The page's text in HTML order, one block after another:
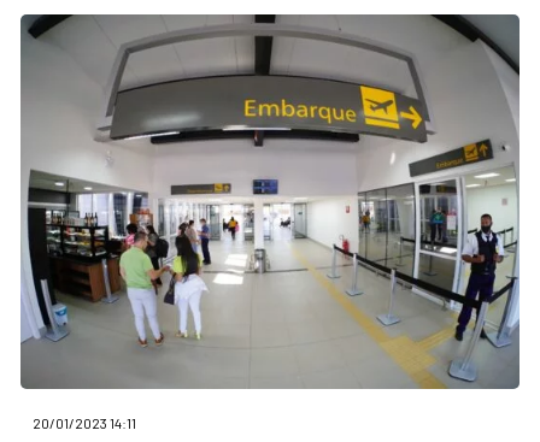
20/01/2023 14:11